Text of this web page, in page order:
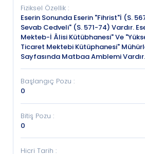
Fiziksel Özellik :
Eserin Sonunda Eserin "Fihrist"İ (S.
Sevab Cedveli" (S. 571-74) Vardır.
Mekteb-İ Âlisi Kütübhanesi" Ve
Ticaret Mektebi Kütüphanesi"
Sayfasında Matbaa Amblemi Vardır.
Başlangıç Pozu :
0
Bitiş Pozu :
0
Hicri Tarih :